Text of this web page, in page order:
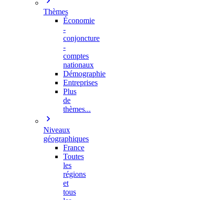
Thèmes
Économie
-
conjoncture
-
comptes
nationaux
Démographie
Entreprises
Plus
de
thèmes...
Niveaux
géographiques
France
Toutes
les
régions
et
tous